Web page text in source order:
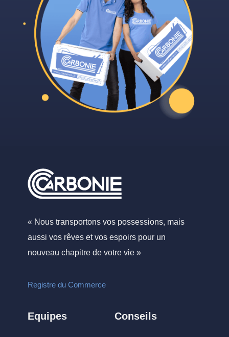
« Nous transportons vos possessions, mais
aussi vos rêves et vos espoirs pour un
nouveau chapitre de votre vie »
Registre du Commerce
Equipes Conseils